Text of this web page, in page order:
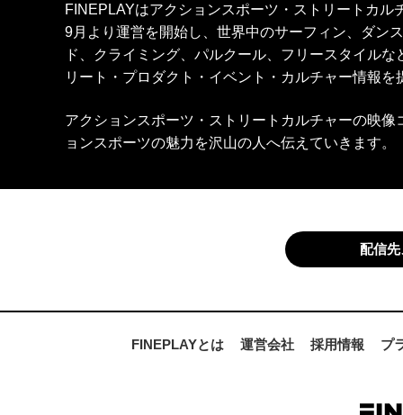
FINEPLAYはアクションスポーツ・ストリートカ
9月より運営を開始し、世界中のサーフィン、ダン
ド、クライミング、パルクール、フリースタイル
リート・プロダクト・イベント・カルチャー情報を
アクションスポーツ・ストリートカルチャーの映
ョンスポーツの魅力を沢山の人へ伝えていきます。
配信
FINEPLAYとは 運営会社 採用情報 プ